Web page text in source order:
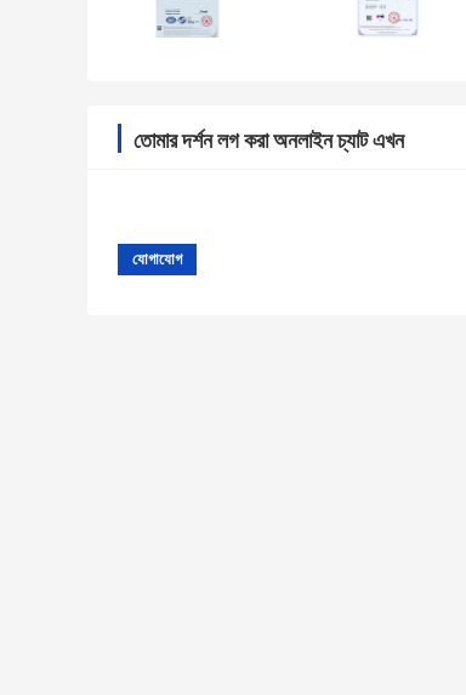
তোমার দর্শন লগ করা অনলাইন চ্যাট এখন